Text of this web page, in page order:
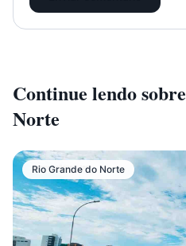
Continue lendo sobre
Norte
Rio Grande do Norte